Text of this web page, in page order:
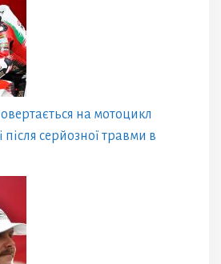
на мотоцикл
після серйозної травми в